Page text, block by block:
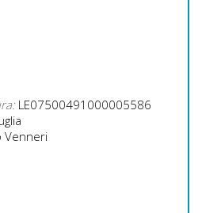
LE07500491000005586
Venneri